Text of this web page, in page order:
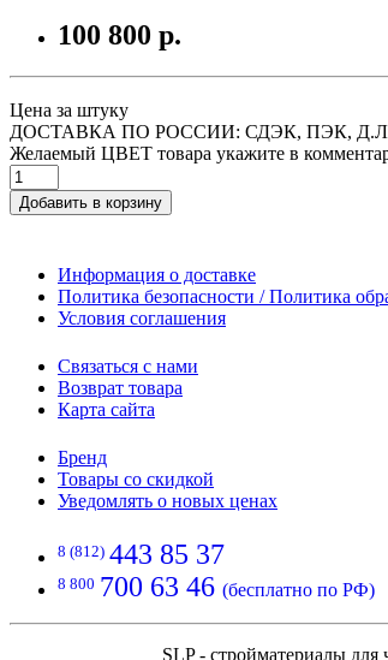
100 800 р.
Цена за штуку
ДОСТАВКА ПО РОССИИ: СДЭК, ПЭК,
Желаемый ЦВЕТ товара укажите в
Добавить в корзину
Информация о доставке
Политика безопасности / Политика
Условия соглашения
Связаться с нами
Возврат товара
Карта сайта
Бренд
Товары со скидкой
Уведомлять о новых ценах
8 (812) 443 85 37
8 800 700 63 46 (бесплатно по РФ)
SLP - стройматериалы для